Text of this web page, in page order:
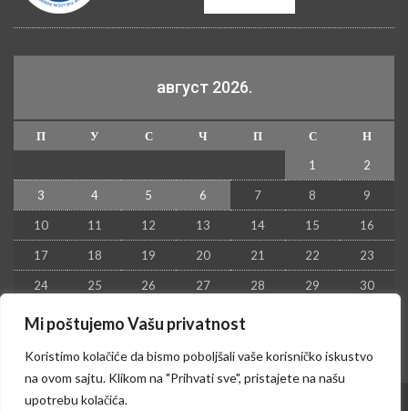
Mi poštujemo Vašu privatnost
Koristimo kolačiće da bismo poboljšali vaše korisničko iskustvo
na ovom sajtu. Klikom na "Prihvati sve", pristajete na našu
upotrebu kolačića.
август 2026.
П У С Ч П С
Н
1
2
3 4 5 6 7 8 9
10 11 12 13 14 15 16
17 18 19 20 21 22 23
24 25 26 27 28 29 30
31